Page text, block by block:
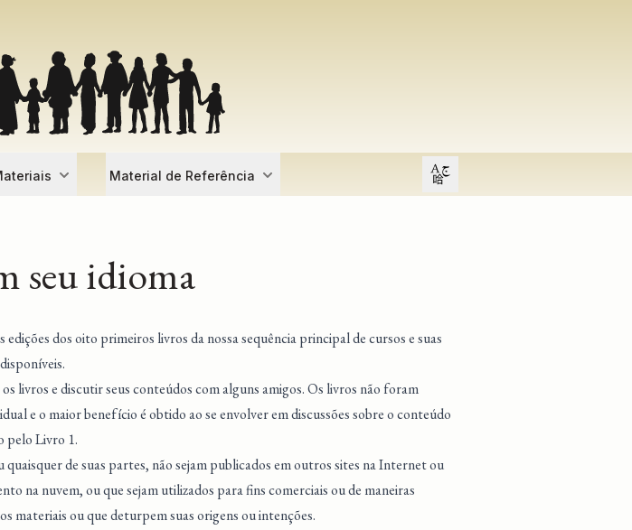
Material de Referência Open user menu
seu idioma
dos oito primeiros livros da nossa sequência principal de cursos e suas
livros e discutir seus conteúdos com alguns amigos. Os livros não foram
e o maior benefício é obtido ao se envolver em discussões sobre o conteúdo
pelo Livro 1.
quaisquer de suas partes, não sejam publicados em outros sites na Internet ou
na nuvem, ou que sejam utilizados para fins comerciais ou de maneiras
materiais ou que deturpem suas origens ou intenções.